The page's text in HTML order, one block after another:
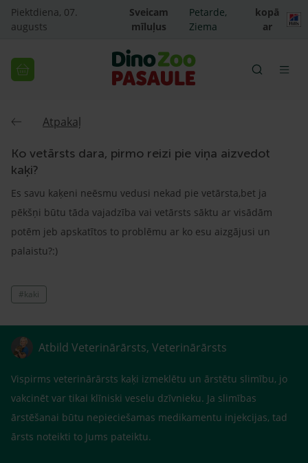
Piektdiena, 07.
augusts
Sveicam
mīluļus
Petarde,
Ziema
kopā
ar
Atpakaļ
Ko vetārsts dara, pirmo reizi pie viņa aizvedot
kaķi?
Es savu kaķeni neēsmu vedusi nekad pie vetārsta,bet ja
pēkšņi būtu tāda vajadzība vai vetārsts sāktu ar visādām
potēm jeb apskatītos to problēmu ar ko esu aizgājusi un
palaistu?:)
#kaki
Atbild Veterinārārsts, Veterinārārsts
Vispirms veterinārārsts kaķi izmeklētu un ārstētu slimību, jo
vakcinēt var tikai klīniski veselu dzīvnieku. Ja slimības
ārstēšanai būtu nepieciešamas medikamentu injekcijas, tad
ārsts noteikti to Jums pateiktu.